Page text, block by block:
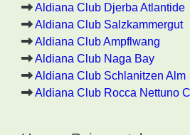
Aldiana Club Djerba Atlantide
Aldiana Club Salzkammergut
Aldiana Club Ampflwang
Aldiana Club Naga Bay
Aldiana Club Schlanitzen Alm
Aldiana Club Rocca Nettuno